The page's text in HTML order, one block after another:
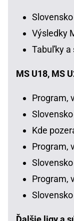
Výsledky
Tabuľky a
MS U18, MS
Program,
Kde
Program,
Program,